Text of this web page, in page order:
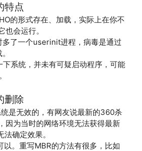
特点
的形式存在、加载，实际上在你不
也会运行。
多了一个userinit进程，病毒是通过
系统，并未有可疑启动程序，可能
删除
是无效的，有网友说最新的360杀
因为当时的网络环境无法获得最新
确定效果。
以。重写MBR的方法有很多，比如